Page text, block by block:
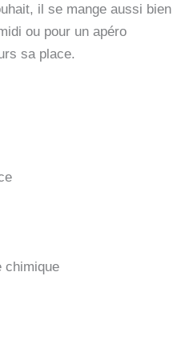
il se mange aussi bien
ou pour un apéro
sa place.
chimique